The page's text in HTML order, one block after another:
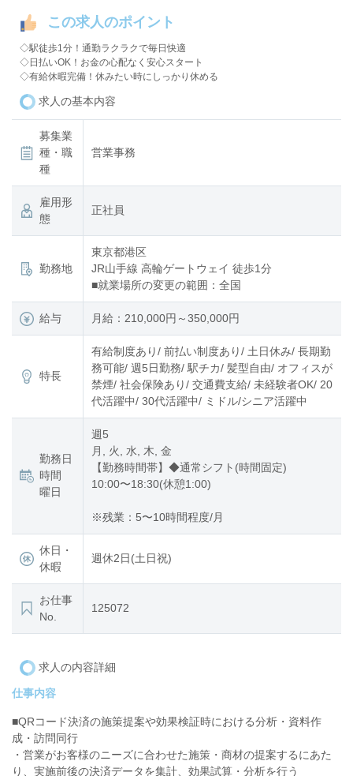
この求人のポイント
◇駅徒歩1分！通勤ラクラクで毎日快適
◇日払いOK！お金の心配なく安心スタート
◇有給休暇完備！休みたい時にしっかり休める
求人の基本内容
募集業
種・職
種
営業事務
雇用形
態
正社員
勤務地
東京都港区
JR山手線 高輪ゲートウェイ 徒歩1分
■就業場所の変更の範囲：全国
給与 月給：210,000円～350,000円
特長
有給制度あり/ 前払い制度あり/ 土日休み/ 長期勤
務可能/ 週5日勤務/ 駅チカ/ 髪型自由/ オフィスが
禁煙/ 社会保険あり/ 交通費支給/ 未経験者OK/ 20
代活躍中/ 30代活躍中/ ミドル/シニア活躍中
勤務日
時間
曜日
週5
月, 火, 水, 木, 金
【勤務時間帯】◆通常シフト(時間固定)
10:00〜18:30(休憩1:00)
※残業：5〜10時間程度/月
休日・
休暇
週休2日(土日祝)
お仕事
No.
125072
求人の内容詳細
仕事内容
■QRコード決済の施策提案や効果検証時における分析・資料作
成・訪問同行
・営業がお客様のニーズに合わせた施策・商材の提案するにあた
り、実施前後の決済データを集計、効果試算・分析を行う